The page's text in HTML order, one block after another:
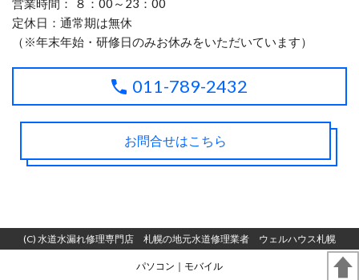
営業時間： ８：00～23：00
定休日：通常期は無休
（※年末年始・研修日のみお休みをいただいています）
011-789-2432
お問合せはこちら
(C) 水道水漏れ修理専門店 札幌の地元水道修理業者 ウェルハウス札幌
パソコン ｜モバイル